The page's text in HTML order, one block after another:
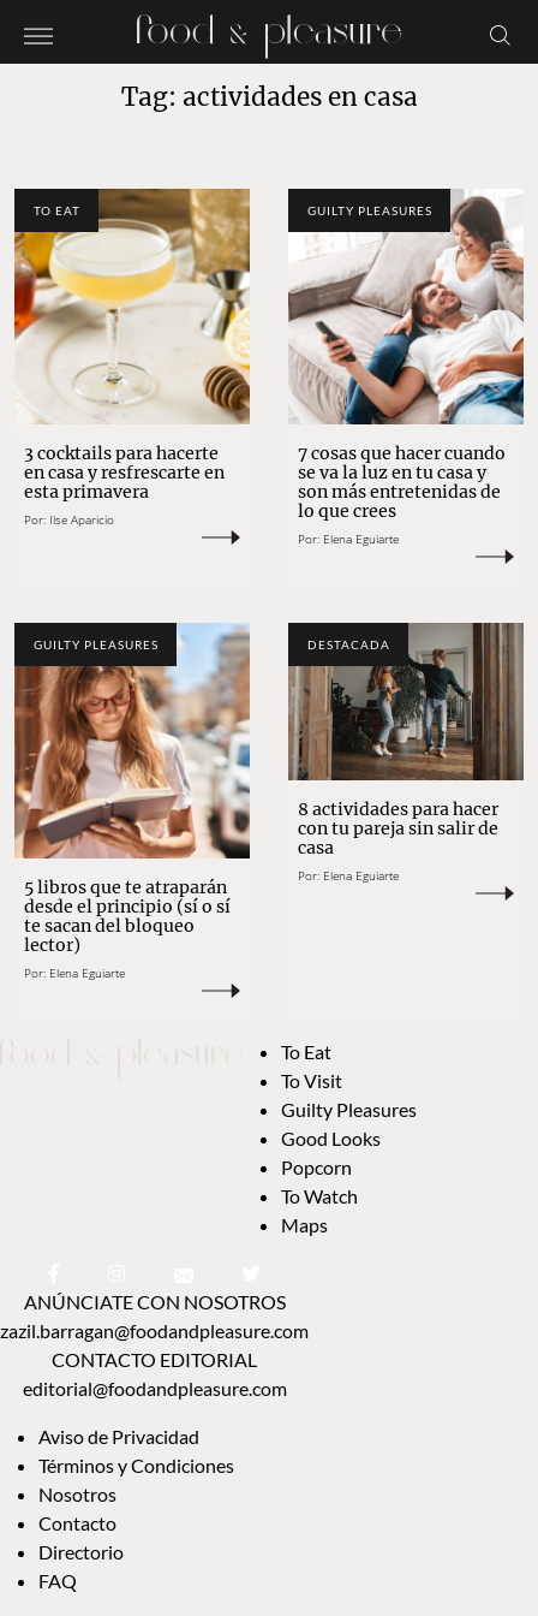
Tag: actividades en casa
TO EAT
3 cocktails para hacerte
en casa y resfrescarte en
esta primavera
Por: Ilse Aparicio
GUILTY PLEASURES
7 cosas que hacer cuando
se va la luz en tu casa y
son más entretenidas de
lo que crees
Por: Elena Eguiarte
GUILTY PLEASURES
5 libros que te atraparán
desde el principio (sí o sí
te sacan del bloqueo
lector)
Por: Elena Eguiarte
DESTACADA
8 actividades para hacer
con tu pareja sin salir de
casa
Por: Elena Eguiarte
To Eat
To Visit
Guilty Pleasures
Good Looks
Popcorn
To Watch
Maps
ANÚNCIATE CON NOSOTROS
zazil.barragan@foodandpleasure.com
CONTACTO EDITORIAL
editorial@foodandpleasure.com
Aviso de Privacidad
Términos y Condiciones
Nosotros
Contacto
Directorio
FAQ